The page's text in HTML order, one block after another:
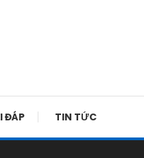
ĐÁP TIN TỨC